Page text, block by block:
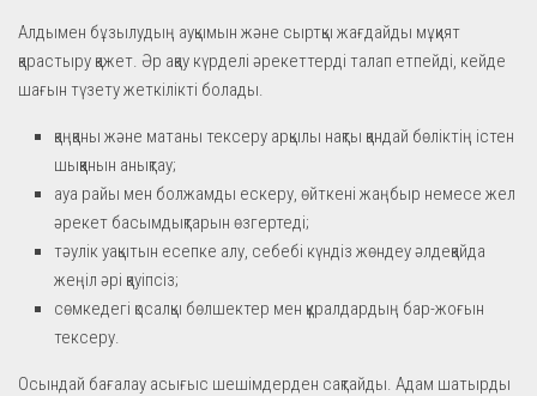
Алдымен бұзылудың ауқымын және сыртқы жағдайды мұқият
қарастыру қажет. Әр ақау күрделі әрекеттерді талап етпейді, кейде
шағын түзету жеткілікті болады.
қаңқаны және матаны тексеру арқылы нақты қандай бөліктің істен
шыққанын анықтау;
ауа райы мен болжамды ескеру, өйткені жаңбыр немесе жел
әрекет басымдықтарын өзгертеді;
тәулік уақытын есепке алу, себебі күндіз жөндеу әлдеқайда
жеңіл әрі қауіпсіз;
сөмкедегі қосалқы бөлшектер мен құралдардың бар-жоғын
тексеру.
Осындай бағалау асығыс шешімдерден сақтайды. Адам шатырды